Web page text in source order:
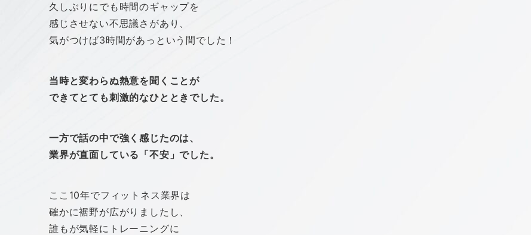
久しぶりにでも時間のギャップを
感じさせない不思議さがあり、
気がつけば3時間があっという間でした！
当時と変わらぬ熱意を聞くことが
できてとても刺激的なひとときでした。
一方で話の中で強く感じたのは、
業界が直面している「不安」でした。
ここ10年でフィットネス業界は
確かに裾野が広がりましたし、
誰もが気軽にトレーニングに